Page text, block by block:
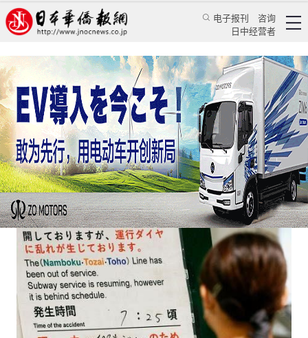
电子报刊
咨询
日中经营者
朝鲜连射导弹的深层背景是什么？
蒋丰 评论 国际视角
日本华侨报 2022/10/5 16:30:53